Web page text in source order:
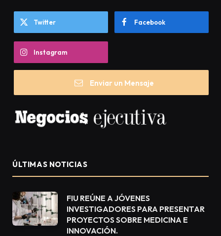
Twitter Facebook
Instagram
Enviar un Mensaje
ÚLTIMAS NOTICIAS
FIU REÚNE A JÓVENES
INVESTIGADORES PARA PRESENTAR
PROYECTOS SOBRE MEDICINA E
INNOVACIÓN.